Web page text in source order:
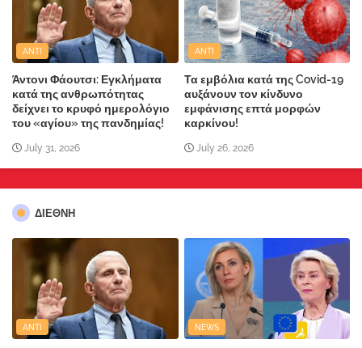
ANTI
Άντονι Φάουτσι: Εγκλήματα
κατά της ανθρωπότητας
δείχνει το κρυφό ημερολόγιο
του «αγίου» της πανδημίας!
July 31, 2026
ANTI
Τα εμβόλια κατά της Covid-19
αυξάνουν τον κίνδυνο
εμφάνισης επτά μορφών
καρκίνου!
July 26, 2026
ΔΙΕΘΝΗ
ANTI NEWS